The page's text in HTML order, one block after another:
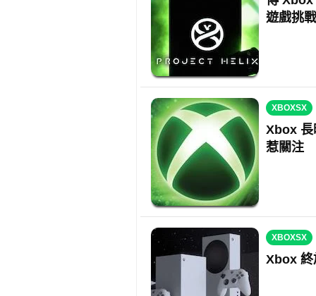
遊戲挑
XBOXSX
Xbox
惹關注
XBOXSX
Xbox 終